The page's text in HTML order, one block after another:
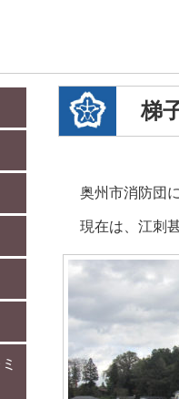
梯
奥州市消防団
現在は、江刺